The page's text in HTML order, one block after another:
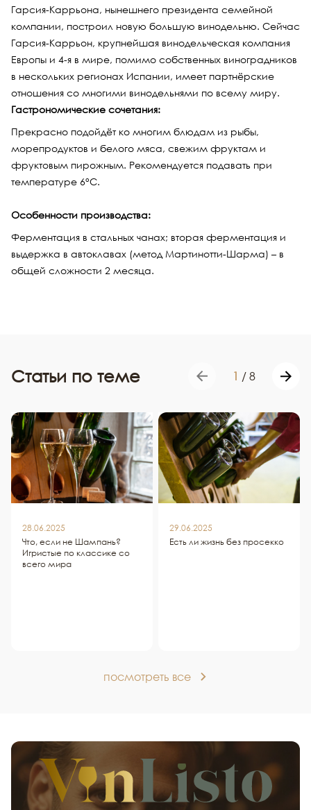
Гарсия-Каррьона, нынешнего президента семейной
компании, построил новую большую винодельню. Сейчас
Гарсия-Каррьон, крупнейшая винодельческая компания
Европы и 4-я в мире, помимо собственных виноградников
в нескольких регионах Испании, имеет партнёрские
отношения со многими винодельнями по всему миру.
Гастрономические сочетания:
Прекрасно подойдёт ко многим блюдам из рыбы,
морепродуктов и белого мяса, свежим фруктам и
фруктовым пирожным. Рекомендуется подавать при
температуре 6°С.
Особенности производства:
Ферментация в стальных чанах; вторая ферментация и
выдержка в автоклавах (метод Мартинотти-Шарма) – в
общей сложности 2 месяца.
Статьи по теме 1 / 8
28.06.2025
Что, если не Шампань?
Игристые по классике со
всего мира
29.06.2025
Есть ли жизнь без просекко
посмотреть все